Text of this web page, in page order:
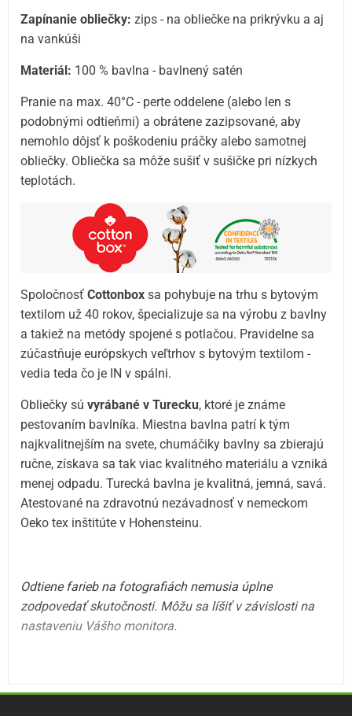
Zapínanie obliečky: zips - na obliečke na prikrývku a aj
na vankúši
Materiál: 100 % bavlna - bavlnený satén
Pranie na max. 40°C - perte oddelene (alebo len s
podobnými odtieňmi) a obrátene zazipsované, aby
nemohlo dôjsť k poškodeniu práčky alebo samotnej
obliečky. Obliečka sa môže sušiť v sušičke pri nízkych
teplotách.
SpoločnosťCottonbox sa pohybuje na trhu s bytovým
textilom už 40 rokov, špecializuje sa na výrobu z bavlny
a takiež na metódy spojené s potlačou. Pravidelne sa
zúčastňuje európskych veľtrhov s bytovým textilom -
vedia teda čo je IN v spálni.
Obliečky súvyrábané v Turecku, ktoré je známe
pestovaním bavlníka. Miestna bavlna patrí k tým
najkvalitnejším na svete, chumáčiky bavlny sa zbierajú
ručne, získava sa tak viac kvalitného materiálu a vzniká
menej odpadu. Turecká bavlna je kvalitná, jemná, savá.
Atestované na zdravotnú nezávadnosť v nemeckom
Oeko tex inštitúte v Hohensteinu.
Odtiene farieb na fotografiách nemusia úplne
zodpovedať skutočnosti. Môžu sa líšiť v závislosti na
nastaveniu Vášho monitora.